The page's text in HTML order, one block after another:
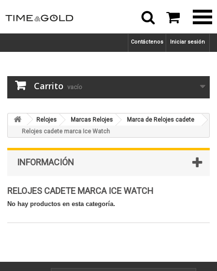
Iniciar sesión
Contáctenos
Carrito vacío
Relojes Marcas Relojes
Marca de Relojes cadete
Relojes cadete marca Ice Watch
INFORMACIÓN
RELOJES CADETE MARCA ICE WATCH
No hay productos en esta categoría.
 
